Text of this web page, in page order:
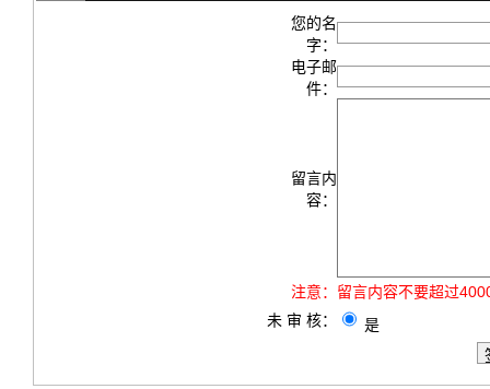
您的名
字：
电子邮
件：
留言内
容：
注意： 留言内容不要超过
未 审 核：
是